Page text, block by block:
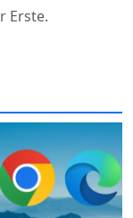
Erste.